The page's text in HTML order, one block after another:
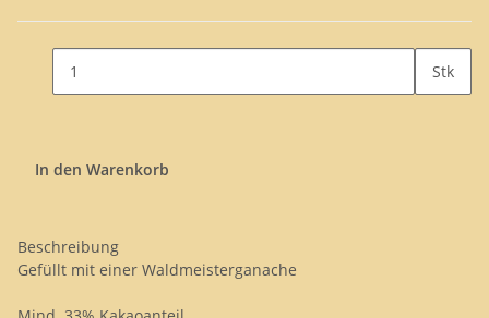
Stk
In den Warenkorb
Beschreibung
Gefüllt mit einer Waldmeisterganache